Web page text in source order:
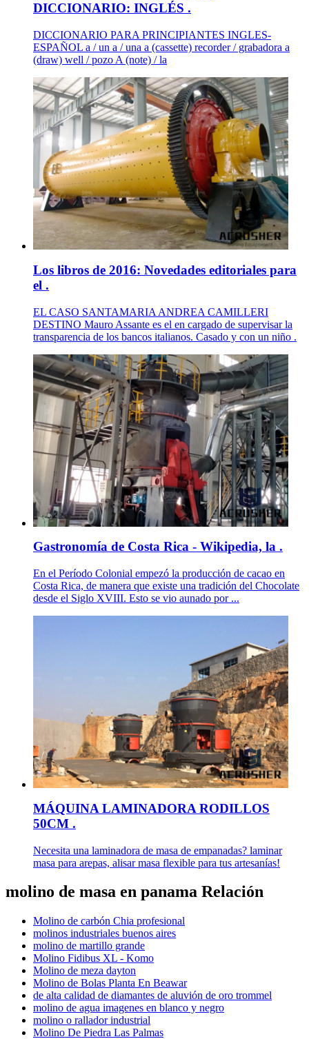
DICCIONARIO: INGLÉS .
DICCIONARIO PARA PRINCIPIANTES INGLES-
ESPAÑOL a / un a / una a (cassette) recorder / grabadora a
(draw) well / pozo A (note) / la
Los libros de 2016: Novedades editoriales para
el .
EL CASO SANTAMARIA ANDREA CAMILLERI
DESTINO Mauro Assante es el en cargado de supervisar la
transparencia de los bancos italianos. Casado y con un niño .
Gastronomía de Costa Rica - Wikipedia, la .
En el Período Colonial empezó la producción de cacao en
Costa Rica, de manera que existe una tradición del Chocolate
desde el Siglo XVIII. Esto se vio aunado por ...
MÁQUINA LAMINADORA RODILLOS
50CM .
Necesita una laminadora de masa de empanadas? laminar
masa para arepas, alisar masa flexible para tus artesanías!
molino de masa en panama Relación
Molino de carbón Chia profesional
molinos industriales buenos aires
molino de martillo grande
Molino Fidibus XL - Komo
Molino de meza dayton
Molino de Bolas Planta En Beawar
de alta calidad de diamantes de aluvión de oro trommel
molino de agua imagenes en blanco y negro
molino o rallador industrial
Molino De Piedra Las Palmas